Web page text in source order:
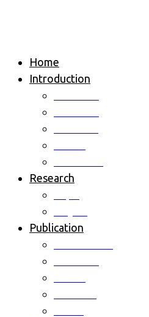
Home
Introduction
Research
Publication